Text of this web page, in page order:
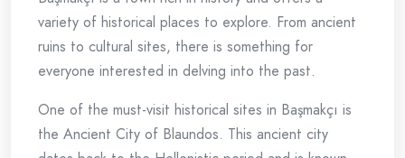
variety of historical places to explore. From ancient
ruins to cultural sites, there is something for
everyone interested in delving into the past.
One of the must-visit historical sites in Başmakçı is
the Ancient City of Blaundos. This ancient city